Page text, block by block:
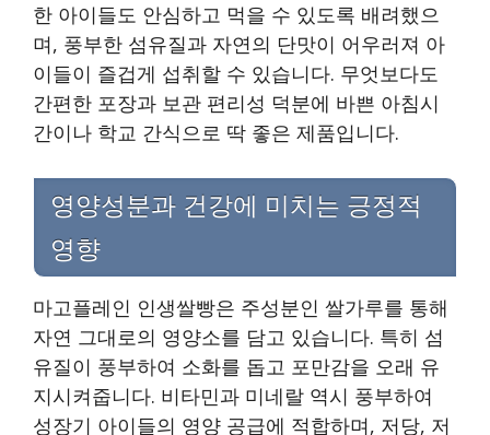
한 아이들도 안심하고 먹을 수 있도록 배려했으
며, 풍부한 섬유질과 자연의 단맛이 어우러져 아
이들이 즐겁게 섭취할 수 있습니다. 무엇보다도
간편한 포장과 보관 편리성 덕분에 바쁜 아침시
간이나 학교 간식으로 딱 좋은 제품입니다.
영양성분과 건강에 미치는 긍정적
영향
마고플레인 인생쌀빵은 주성분인 쌀가루를 통해
자연 그대로의 영양소를 담고 있습니다. 특히 섬
유질이 풍부하여 소화를 돕고 포만감을 오래 유
지시켜줍니다. 비타민과 미네랄 역시 풍부하여
성장기 아이들의 영양 공급에 적합하며, 저당, 저